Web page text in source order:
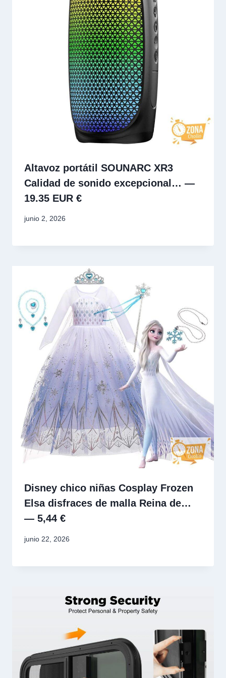
Altavoz portátil SOUNARC XR3
Calidad de sonido excepcional… —
19.35 EUR €
junio 2, 2026
Disney chico niñas Cosplay Frozen
Elsa disfraces de malla Reina de…
— 5,44 €
junio 22, 2026